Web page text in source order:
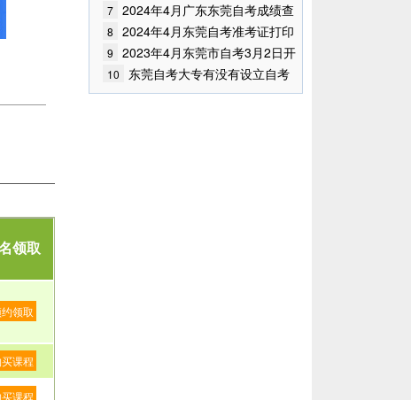
领取
领取
课程
课程
7 2024年4月广东东莞自考成绩查
询时间已确定
8
2024年4月东莞自考准考证打印
时间
9
2023年4月东莞市自考3月2日开
始报考！
10
东莞自考大专有没有设立自考
学校?